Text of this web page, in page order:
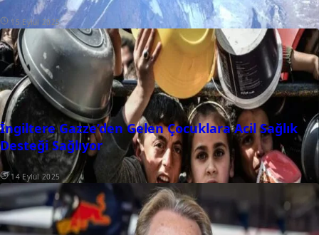
15 Eylül 2025
İngiltere Gazze’den Gelen Çocuklara Acil Sağlık
Desteği Sağlıyor
14 Eylül 2025